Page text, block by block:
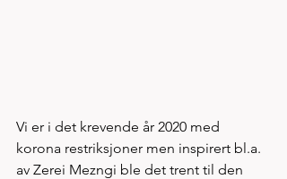
Vi er i det krevende år 2020 med
korona restriksjoner men inspirert bl.a.
av Zerei Mezngi ble det trent til den